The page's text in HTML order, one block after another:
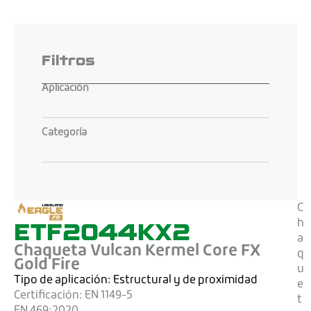
Filtros
Aplicación
Categoría
ETF2044KX2
Chaqueta Vulcan Kermel Core FX
Gold Fire
Tipo de aplicación: Estructural y de proximidad
Certificación: EN 1149-5
C
h
a
q
u
e
t